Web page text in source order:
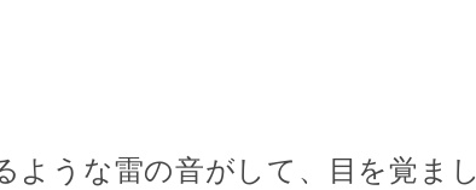
ような雷の音がして、目を覚ま